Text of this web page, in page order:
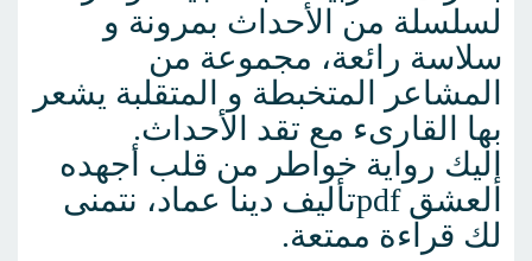
لسلسلة من الأحداث بمرونة و
سلاسة رائعة، مجموعة من
المشاعر المتخبطة و المتقلبة يشعر
بها القارىء مع تقد الأحداث.
إليك رواية خواطر من قلب أجهده
العشق pdfتأليف دينا عماد، نتمنى
لك قراءة ممتعة.